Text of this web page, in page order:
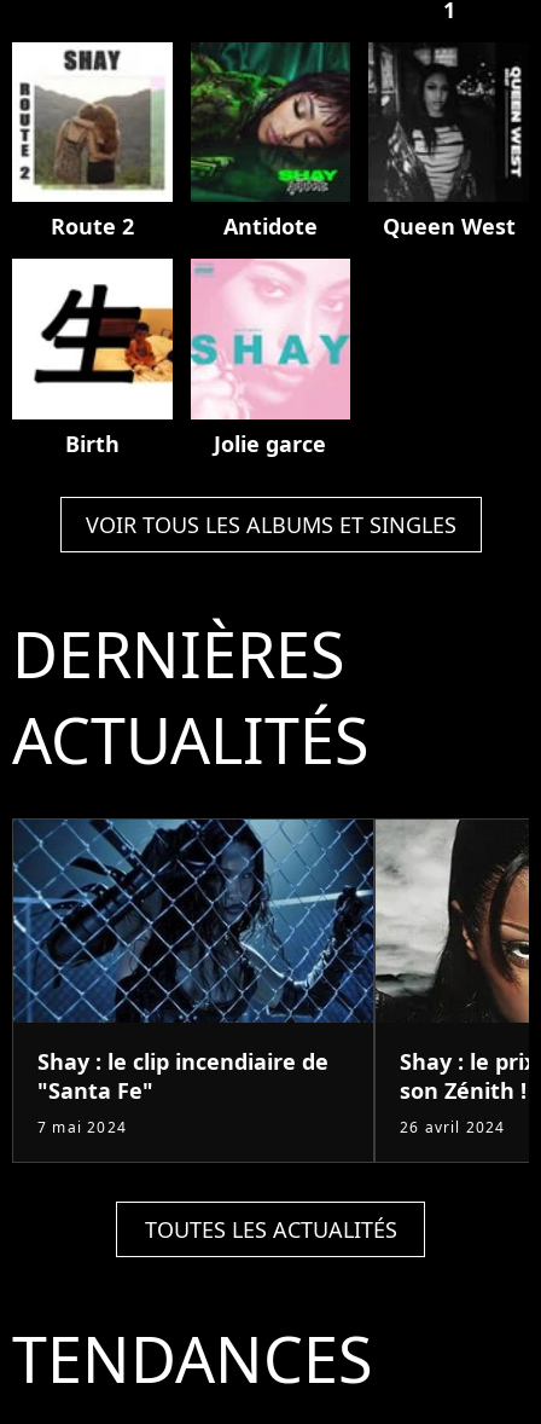
1
Route 2 Antidote Queen West
Birth Jolie garce
VOIR TOUS LES ALBUMS ET SINGLES
DERNIÈRES
ACTUALITÉS
Shay : le clip incendiaire de
"Santa Fe"
7 mai 2024
Shay : le
son Zénith !
26 avril 2024
TOUTES LES ACTUALITÉS
TENDANCES